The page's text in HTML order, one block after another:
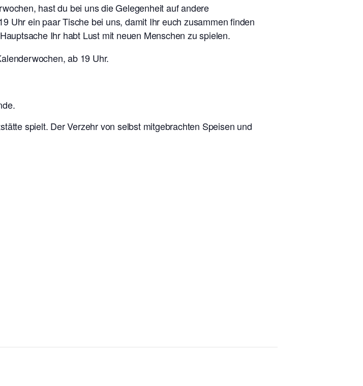
hast du bei uns die Gelegenheit auf andere
Uhr ein paar Tische bei uns, damit Ihr euch zusammen finden
Ihr habt Lust mit neuen Menschen zu spielen.
ab 19 Uhr.
spielt. Der Verzehr von selbst mitgebrachten Speisen und